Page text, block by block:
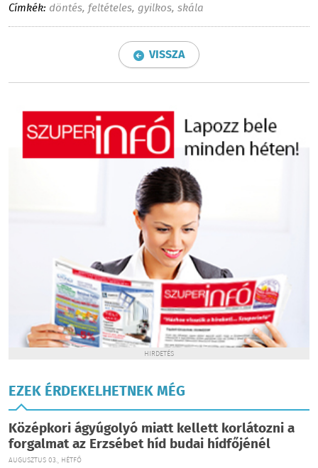
Címkék: döntés, feltételes, gyilkos, skála
VISSZA
HIRDETÉS
EZEK ÉRDEKELHETNEK MÉG
Középkori ágyúgolyó miatt kellett korlátozni a
forgalmat az Erzsébet híd budai hídfőjénél
AUGUSZTUS 03., HÉTFŐ